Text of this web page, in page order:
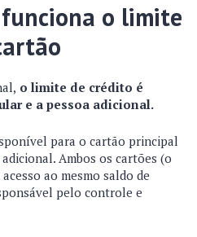
o limite
o limite de crédito é
e a pessoa adicional.
para o cartão principal
Ambos os cartões (o
ao mesmo saldo de
pelo controle e